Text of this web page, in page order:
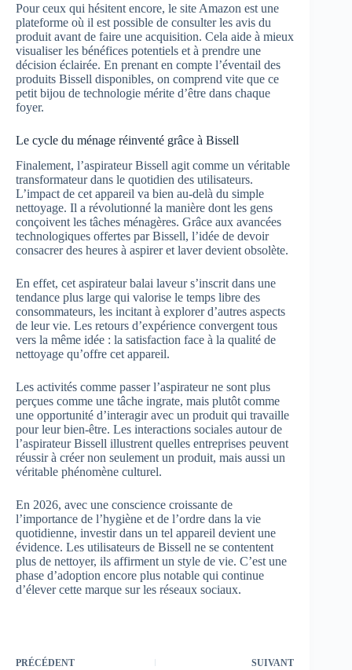
Pour ceux qui hésitent encore, le site Amazon est une
plateforme où il est possible de consulter les avis du
produit avant de faire une acquisition. Cela aide à mieux
visualiser les bénéfices potentiels et à prendre une
décision éclairée. En prenant en compte l’éventail des
produits Bissell disponibles, on comprend vite que ce
petit bijou de technologie mérite d’être dans chaque
foyer.
Le cycle du ménage réinventé grâce à Bissell
Finalement, l’aspirateur Bissell agit comme un véritable
transformateur dans le quotidien des utilisateurs.
L’impact de cet appareil va bien au-delà du simple
nettoyage. Il a révolutionné la manière dont les gens
conçoivent les tâches ménagères. Grâce aux avancées
technologiques offertes par Bissell, l’idée de devoir
consacrer des heures à aspirer et laver devient obsolète.
En effet, cet aspirateur balai laveur s’inscrit dans une
tendance plus large qui valorise le temps libre des
consommateurs, les incitant à explorer d’autres aspects
de leur vie. Les retours d’expérience convergent tous
vers la même idée : la satisfaction face à la qualité de
nettoyage qu’offre cet appareil.
Les activités comme passer l’aspirateur ne sont plus
perçues comme une tâche ingrate, mais plutôt comme
une opportunité d’interagir avec un produit qui travaille
pour leur bien-être. Les interactions sociales autour de
l’aspirateur Bissell illustrent quelles entreprises peuvent
réussir à créer non seulement un produit, mais aussi un
véritable phénomène culturel.
En 2026, avec une conscience croissante de
l’importance de l’hygiène et de l’ordre dans la vie
quotidienne, investir dans un tel appareil devient une
évidence. Les utilisateurs de Bissell ne se contentent
plus de nettoyer, ils affirment un style de vie. C’est une
phase d’adoption encore plus notable qui continue
d’élever cette marque sur les réseaux sociaux.
PRÉCÉDENT SUIVANT